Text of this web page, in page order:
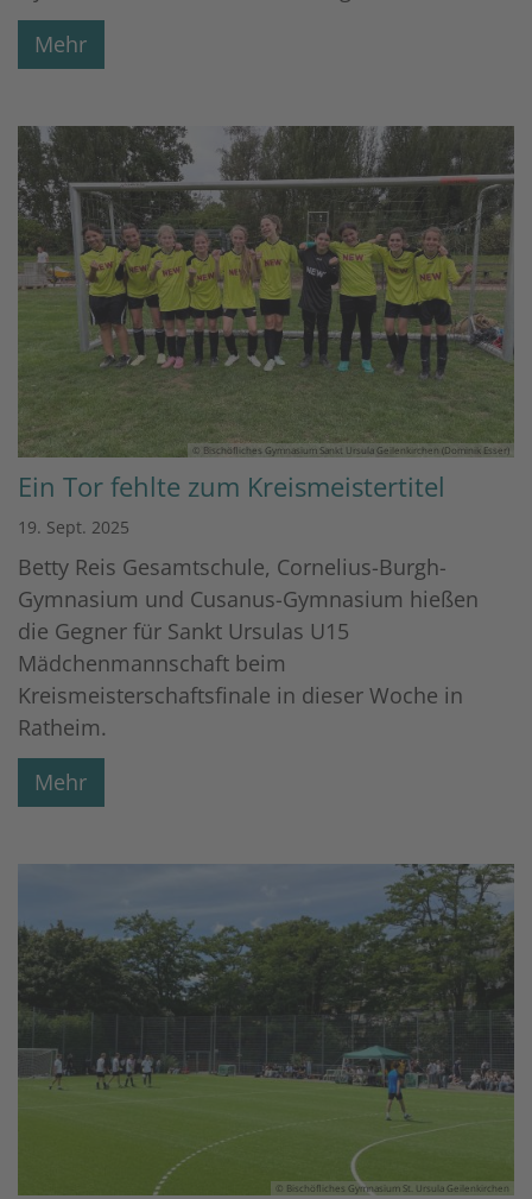
Mehr
© Bischöfliches Gymnasium Sankt Ursula Geilenkirchen (Dominik Esser)
Ein Tor fehlte zum Kreismeistertitel
19. Sept. 2025
Betty Reis Gesamtschule, Cornelius-Burgh-
Gymnasium und Cusanus-Gymnasium hießen
die Gegner für Sankt Ursulas U15
Mädchenmannschaft beim
Kreismeisterschaftsfinale in dieser Woche in
Ratheim.
Mehr
© Bischöfliches Gymnasium St. Ursula Geilenkirchen